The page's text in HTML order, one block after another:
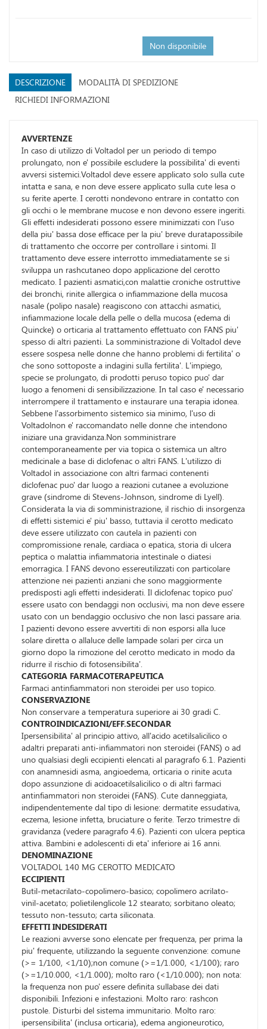
Non disponibile
DESCRIZIONE
MODALITÀ DI SPEDIZIONE
RICHIEDI INFORMAZIONI
AVVERTENZE
In caso di utilizzo di Voltadol per un periodo di tempo
prolungato, non e' possibile escludere la possibilita' di eventi
avversi sistemici.Voltadol deve essere applicato solo sulla cute
intatta e sana, e non deve essere applicato sulla cute lesa o
su ferite aperte. I cerotti nondevono entrare in contatto con
gli occhi o le membrane mucose e non devono essere ingeriti.
Gli effetti indesiderati possono essere minimizzati con l'uso
della piu' bassa dose efficace per la piu' breve duratapossibile
di trattamento che occorre per controllare i sintomi. Il
trattamento deve essere interrotto immediatamente se si
sviluppa un rashcutaneo dopo applicazione del cerotto
medicato. I pazienti asmatici,con malattie croniche ostruttive
dei bronchi, rinite allergica o infiammazione della mucosa
nasale (polipo nasale) reagiscono con attacchi asmatici,
infiammazione locale della pelle o della mucosa (edema di
Quincke) o orticaria al trattamento effettuato con FANS piu'
spesso di altri pazienti. La somministrazione di Voltadol deve
essere sospesa nelle donne che hanno problemi di fertilita' o
che sono sottoposte a indagini sulla fertilita'. L'impiego,
specie se prolungato, di prodotti peruso topico puo' dar
luogo a fenomeni di sensibilizzazione. In tal caso e' necessario
interrompere il trattamento e instaurare una terapia idonea.
Sebbene l'assorbimento sistemico sia minimo, l'uso di
Voltadolnon e' raccomandato nelle donne che intendono
iniziare una gravidanza.Non somministrare
contemporaneamente per via topica o sistemica un altro
medicinale a base di diclofenac o altri FANS. L'utilizzo di
Voltadol in associazione con altri farmaci contenenti
diclofenac puo' dar luogo a reazioni cutanee a evoluzione
grave (sindrome di Stevens-Johnson, sindrome di Lyell).
Considerata la via di somministrazione, il rischio di insorgenza
di effetti sistemici e' piu' basso, tuttavia il cerotto medicato
deve essere utilizzato con cautela in pazienti con
compromissione renale, cardiaca o epatica, storia di ulcera
peptica o malattia infiammatoria intestinale o diatesi
emorragica. I FANS devono essereutilizzati con particolare
attenzione nei pazienti anziani che sono maggiormente
predisposti agli effetti indesiderati. Il diclofenac topico puo'
essere usato con bendaggi non occlusivi, ma non deve essere
usato con un bendaggio occlusivo che non lasci passare aria.
I pazienti devono essere avvertiti di non esporsi alla luce
solare diretta o allaluce delle lampade solari per circa un
giorno dopo la rimozione del cerotto medicato in modo da
ridurre il rischio di fotosensibilita'.
CATEGORIA FARMACOTERAPEUTICA
Farmaci antinfiammatori non steroidei per uso topico.
CONSERVAZIONE
Non conservare a temperatura superiore ai 30 gradi C.
CONTROINDICAZIONI/EFF.SECONDAR
Ipersensibilita' al principio attivo, all'acido acetilsalicilico o
adaltri preparati anti-infiammatori non steroidei (FANS) o ad
uno qualsiasi degli eccipienti elencati al paragrafo 6.1. Pazienti
con anamnesidi asma, angioedema, orticaria o rinite acuta
dopo assunzione di acidoacetilsalicilico o di altri farmaci
antinfiammatori non steroidei (FANS). Cute danneggiata,
indipendentemente dal tipo di lesione: dermatite essudativa,
eczema, lesione infetta, bruciature o ferite. Terzo trimestre di
gravidanza (vedere paragrafo 4.6). Pazienti con ulcera peptica
attiva. Bambini e adolescenti di eta' inferiore ai 16 anni.
DENOMINAZIONE
VOLTADOL 140 MG CEROTTO MEDICATO
ECCIPIENTI
Butil-metacrilato-copolimero-basico; copolimero acrilato-
vinil-acetato; polietilenglicole 12 stearato; sorbitano oleato;
tessuto non-tessuto; carta siliconata.
EFFETTI INDESIDERATI
Le reazioni avverse sono elencate per frequenza, per prima la
piu' frequente, utilizzando la seguente convenzione: comune
(>= 1/100, <1/10);non comune (>=1/1.000, <1/100); raro
(>=1/10.000, <1/1.000); molto raro (<1/10.000); non nota:
la frequenza non puo' essere definita sullabase dei dati
disponibili. Infezioni e infestazioni. Molto raro: rashcon
pustole. Disturbi del sistema immunitario. Molto raro:
ipersensibilita' (inclusa orticaria), edema angioneurotico,